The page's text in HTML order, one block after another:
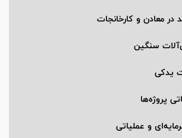
در معادن و کارخانجات
سنگین
یدکی
پروژه‌ها
و عملیاتی